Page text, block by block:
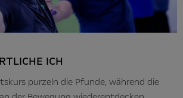
ICH
purzeln die Pfunde, während die